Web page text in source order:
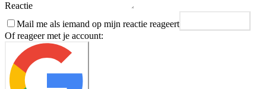
Reactie
Mail me als iemand op mijn reactie reageert
Of reageer met je account: